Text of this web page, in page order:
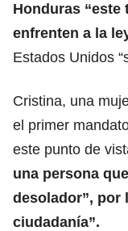
Honduras
enfrenten a la
Estados Unidos
Cristina, una
el primer
este punto de
una persona
desolador”, por
ciudadanía”.